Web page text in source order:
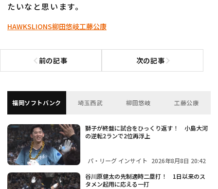
たいなと思います。
HAWKSLIONS柳田悠岐工藤公康
前の記事
前の記事へ 次の記事次の記事へ
福岡ソフトバンク 埼玉西武 柳田悠岐 工藤公康
獅子が終盤に試合をひっくり返す！ 小島大河
の逆転2ランで2位再浮上
パ・リーグ インサイト 2026年8月8日 20:42
谷川原健太の先制適時二塁打！ 1日以来のス
タメン起用に応える一打